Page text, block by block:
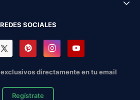
REDES SOCIALES
directamente en tu email
Regístrate